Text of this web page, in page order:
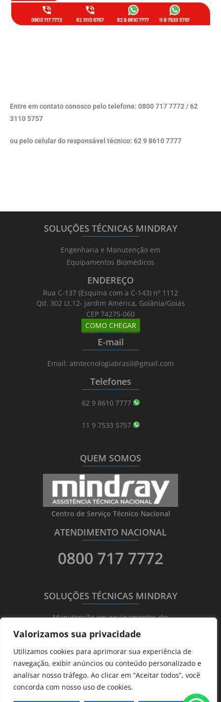
Valorizamos sua privacidade
Utilizamos cookies para aprimorar sua experiência de
navegação, exibir anúncios ou conteúdo personalizado e
analisar nosso tráfego. Ao clicar em “Aceitar todos”, você
concorda com nosso uso de cookies.
Entre em contato conosco pelo telefone: 0800 717 7772 / 62
3110 5757
ou pelo celular do responsável técnico: 62 9 8610 7777
SOLUÇÕES TÉCNICAS MINDRAY
_______________________
Engenharia e Manutenção em
Equipamentos Biomédicos
ENDEREÇO
Rua C-137 (Esquina com a C-143) nº 1112
Qd. 302 Lt.12- Jardim América, Goiânia/Goiás
CEP 74275-060
COMO CHEGAR
_______________________
E-mail
_______________________
Email: atntecnologiabrasil@gmail.com
Telefones
_______________________
62 9 8610 7777
11 9 7533 5757
QUEM SOMOS
_______________________
Centro de Serviço Técnico Nacional
ATENDIMENTO NACIONAL
_______________________
0800 717 7772
SOLUÇÕES TÉCNICAS MINDRAY
_______________________
Manutenção em equipamentos de:
Ultrassonografia
Ecocardiografia
Transdutores
Hematológicos